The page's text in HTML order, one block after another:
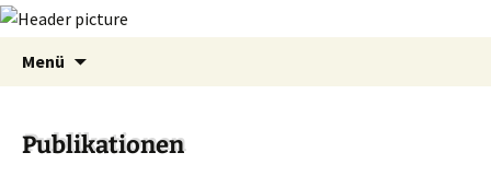
Menü
Publikationen